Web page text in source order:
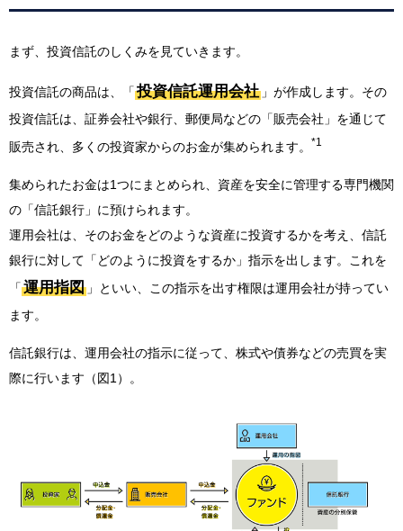
まず、投資信託のしくみを見ていきます。
投資信託の商品は、「 投資信託運用会社 」が作成します。その
投資信託は、証券会社や銀行、郵便局などの「販売会社」を通じて
販売され、多くの投資家からのお金が集められます。
*1
集められたお金は1つにまとめられ、資産を安全に管理する専門機関
の「信託銀行」に預けられます。
運用会社は、そのお金をどのような資産に投資するかを考え、信託
銀行に対して「どのように投資をするか」指示を出します。これを
「 運用指図 」といい、この指示を出す権限は運用会社が持ってい
ます。
信託銀行は、運用会社の指示に従って、株式や債券などの売買を実
際に行います（図1）。